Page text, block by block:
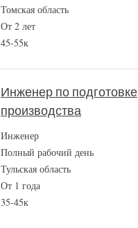
Томская область
От 2 лет
45-55к
Инженер по подготовке
производства
Инженер
Полный рабочий день
Тульская область
От 1 года
35-45к